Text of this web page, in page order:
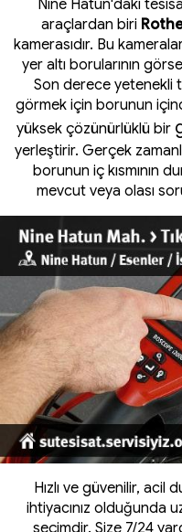
Nine Hatun'daki
araçlardan biri
kamerasıdır. Bu
yer altı borularının
Son derece yetenekli
görmek için borunun
yüksek çözünürlüklü bir
yerleştirir. Gerçek
borunun iç kısmının
mevcut veya olası
Hızlı ve güvenilir, acil
ihtiyacınız olduğunda